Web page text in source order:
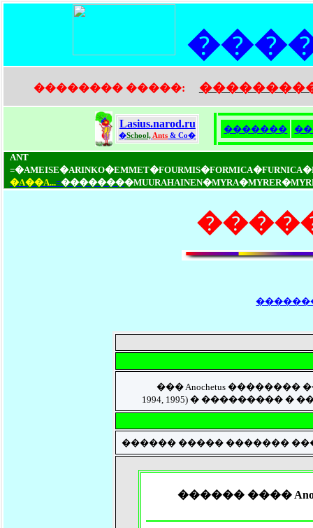
�������� �����:
Lasius.narod.ru
�School, Ants & Co�
�������
ANT
�A��A...=�������
�������
��� Anochetus ��������
1994, 1995) � ��������� �
������ ����� �������
������ ����